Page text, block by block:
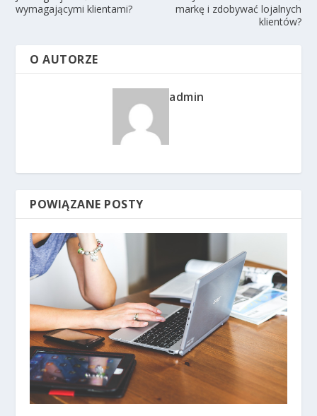
wymagającymi klientami?
markę i zdobywać lojalnych
klientów?
O AUTORZE
admin
POWIĄZANE POSTY